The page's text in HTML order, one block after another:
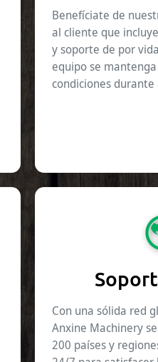
Benefíciate de
al cliente que
y soporte de por
equipo se
condiciones durante
Con una sólida red
Anxine Machinery
200 países y